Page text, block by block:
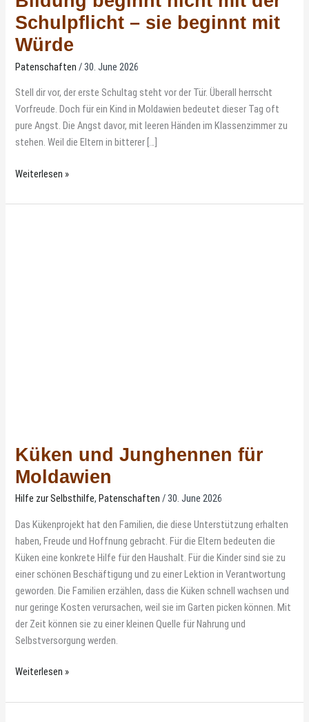
Schulpflicht – sie beginnt mit
Würde
Patenschaften /30. June 2026
Stell dir vor, der erste Schultag steht vor der Tür. Überall herrscht
Vorfreude. Doch für ein Kind in Moldawien bedeutet dieser Tag oft
pure Angst. Die Angst davor, mit leeren Händen im Klassenzimmer zu
stehen. Weil die Eltern in bitterer […]
Weiterlesen »
Küken und Junghennen für
Moldawien
Hilfe zur Selbsthilfe,Patenschaften /30. June 2026
Das Kükenprojekt hat den Familien, die diese Unterstützung erhalten
haben, Freude und Hoffnung gebracht. Für die Eltern bedeuten die
Küken eine konkrete Hilfe für den Haushalt. Für die Kinder sind sie zu
einer schönen Beschäftigung und zu einer Lektion in Verantwortung
geworden. Die Familien erzählen, dass die Küken schnell wachsen und
nur geringe Kosten verursachen, weil sie im Garten picken können. Mit
der Zeit können sie zu einer kleinen Quelle für Nahrung und
Selbstversorgung werden.
Weiterlesen »